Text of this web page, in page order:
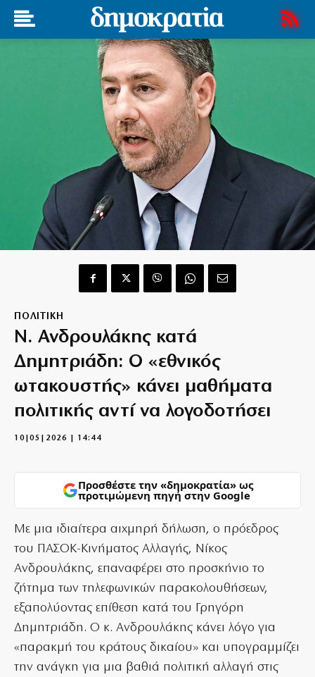
ΠΟΛΙΤΙΚΗ
Ν. Ανδρουλάκης κατά
Δημητριάδη: Ο «εθνικός
ωτακουστής» κάνει μαθήματα
πολιτικής αντί να λογοδοτήσει
10|05|2026 | 14:44
Προσθέστε την «δημοκρατία» ως
προτιμώμενη πηγή στην Google
Με μια ιδιαίτερα αιχμηρή δήλωση, ο πρόεδρος
του ΠΑΣΟΚ-Κινήματος Αλλαγής, Νίκος
Ανδρουλάκης, επαναφέρει στο προσκήνιο το
ζήτημα των τηλεφωνικών παρακολουθήσεων,
εξαπολύοντας επίθεση κατά του Γρηγόρη
Δημητριάδη. Ο κ. Ανδρουλάκης κάνει λόγο για
«παρακμή του κράτους δικαίου» και υπογραμμίζει
την ανάγκη για μια βαθιά πολιτική αλλαγή στις